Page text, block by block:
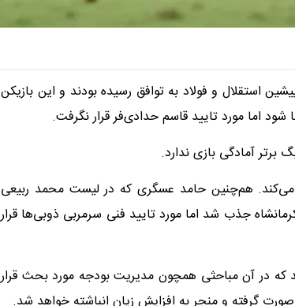
استقلال و فولاد به توافق رسیده بودند و این بازیکن
اما مورد تایید قاسم حدادی‌فر قرار نگرفت.
آمادگی بازی ندارد.
می‌کند. هم‌چنین حامد عسگری که در لیست محمد ربیعی
جذب شد اما مورد تایید فنی سرمربی ذوبی‌ها قرار
که در آن مباحثی همچون مدیریت بودجه مورد بحث قرار